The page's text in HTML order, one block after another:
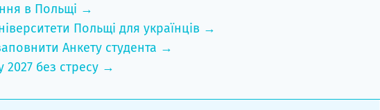
в Польщі →
Польщі для українців →
Анкету студента →
2027 без стресу →